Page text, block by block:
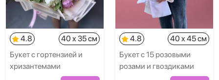
4.8
40 x 35 см
Букет с гортензией и
хризантемами
4.8
40 x 45 см
Букет с 15 розовыми
розами и гвоздиками